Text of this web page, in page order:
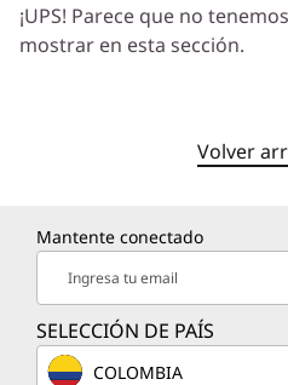
correcta para sus
empresariales.
Servicios de
ayudaremos a simplificar
tecnologías para que
empresa.
Más información
¡UPS! Parece que no
mostrar en esta sección.
Volver
Mantente conectado
Ingresa tu email
SELECCIÓN DE PAÍS
COLOMBIA